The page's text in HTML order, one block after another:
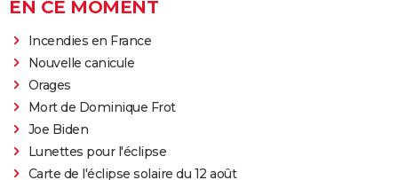
EN CE MOMENT
Incendies en France
Nouvelle canicule
Orages
Mort de Dominique Frot
Joe Biden
Lunettes pour l'éclipse
Carte de l'éclipse solaire du 12 août